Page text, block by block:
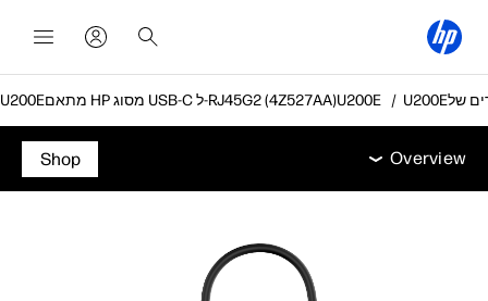
מתאם HP מסוג USB-C ל-RJ45G2 (4Z527AA)
Overview מפרט טכני אביזרים
תמיכה
Overview
Shop